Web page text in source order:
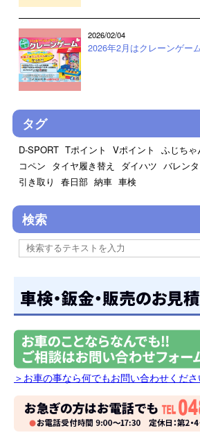
2026/02/04
2026年2月はクレーンゲー
タグ
D-SPORT Tポイント Vポイント ふじちゃ
コペン タイヤ履き替え ダイハツ バレン
引き取り
春日部 納車 車検
検索
＞お車の事なら何でもお問い合わせくださ